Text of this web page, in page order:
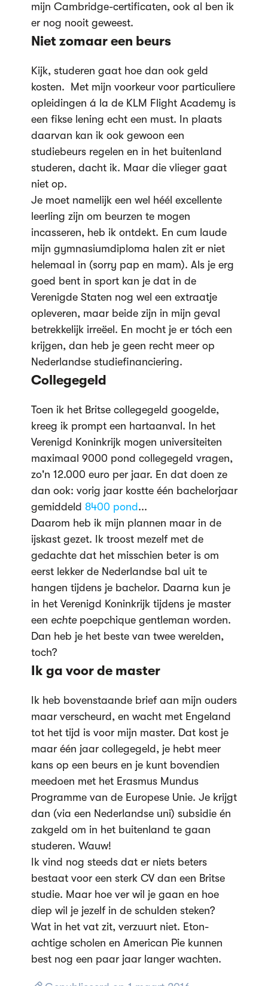
mijn Cambridge-certificaten, ook al ben ik
er nog nooit geweest.
Niet zomaar een beurs
Kijk, studeren gaat hoe dan ook geld
kosten. Met mijn voorkeur voor particuliere
opleidingen á la de KLM Flight Academy is
een fikse lening echt een must. In plaats
daarvan kan ik ook gewoon een
studiebeurs regelen en in het buitenland
studeren, dacht ik. Maar die vlieger gaat
niet op.
Je moet namelijk een wel héél excellente
leerling zijn om beurzen te mogen
incasseren, heb ik ontdekt. En cum laude
mijn gymnasiumdiploma halen zit er niet
helemaal in (sorry pap en mam). Als je erg
goed bent in sport kan je dat in de
Verenigde Staten nog wel een extraatje
opleveren, maar beide zijn in mijn geval
betrekkelijk irreëel. En mocht je er tóch een
krijgen, dan heb je geen recht meer op
Nederlandse studiefinanciering.
Collegegeld
Toen ik het Britse collegegeld googelde,
kreeg ik prompt een hartaanval. In het
Verenigd Koninkrijk mogen universiteiten
maximaal 9000 pond collegegeld vragen,
zo'n 12.000 euro per jaar. En dat doen ze
dan ook: vorig jaar kostte één bachelorjaar
gemiddeld 8400 pond ...
Daarom heb ik mijn plannen maar in de
ijskast gezet. Ik troost mezelf met de
gedachte dat het misschien beter is om
eerst lekker de Nederlandse bal uit te
hangen tijdens je bachelor. Daarna kun je
in het Verenigd Koninkrijk tijdens je master
een echtepoepchique gentleman worden.
Dan heb je het beste van twee werelden,
toch?
Ik ga voor de master
Ik heb bovenstaande brief aan mijn ouders
maar verscheurd, en wacht met Engeland
tot het tijd is voor mijn master. Dat kost je
maar één jaar collegegeld, je hebt meer
kans op een beurs en je kunt bovendien
meedoen met het Erasmus Mundus
Programme van de Europese Unie. Je krijgt
dan (via een Nederlandse uni) subsidie én
zakgeld om in het buitenland te gaan
studeren. Wauw!
Ik vind nog steeds dat er niets beters
bestaat voor een sterk CV dan een Britse
studie. Maar hoe ver wil je gaan en hoe
diep wil je jezelf in de schulden steken?
Wat in het vat zit, verzuurt niet. Eton-
achtige scholen en American Pie kunnen
best nog een paar jaar langer wachten.